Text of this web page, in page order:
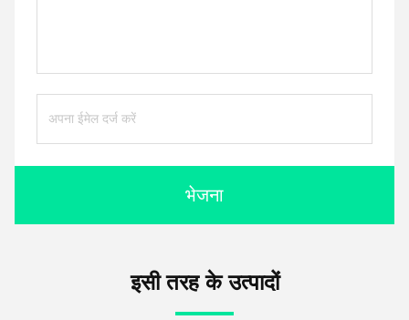
भेजना
इसी तरह के उत्पादों